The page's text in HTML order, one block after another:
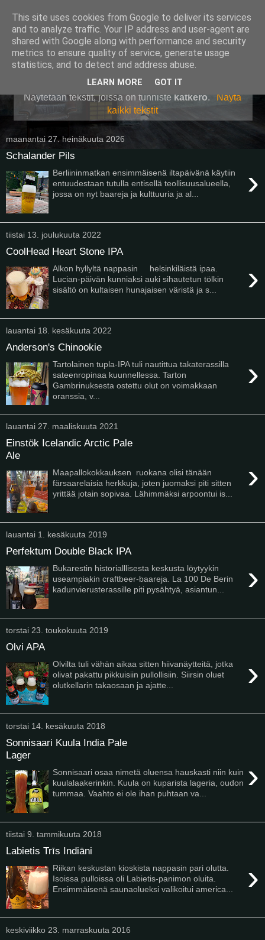
Pullollinen
Näytetään tekstit, joissa on tunniste katkero.
Näytä
kaikki tekstit
maanantai 27. heinäkuuta 2026
Schalander Pils
›
Berliininmatkan ensimmäisenä iltapäivänä käytiin
entuudestaan tutulla entisellä teollisuusalueella,
jossa on nyt baareja ja kulttuuria ja al...
tiistai 13. joulukuuta 2022
CoolHead Heart Stone IPA
›
Alkon hyllyltä nappasin helsinkiläistä ipaa.
Lucian-päivän kunniaksi auki sihautetun tölkin
sisältö on kultaisen hunajaisen väristä ja s...
lauantai 18. kesäkuuta 2022
Anderson's Chinookie
›
Tartolainen tupla-IPA tuli nautittua takaterassilla
sateenropinaa kuunnellessa. Tarton
Gambrinuksesta ostettu olut on voimakkaan
oranssia, v...
lauantai 27. maaliskuuta 2021
Einstök Icelandic Arctic Pale
Ale
›
Maapallokokkauksen ruokana olisi tänään
färsaarelaisia herkkuja, joten juomaksi piti sitten
yrittää jotain sopivaa. Lähimmäksi arpoontui is...
lauantai 1. kesäkuuta 2019
Perfektum Double Black IPA
›
Bukarestin historialllisesta keskusta löytyykin
useampiakin craftbeer-baareja. La 100 De Berin
kadunvierusterassille piti pysähtyä, asiantun...
torstai 23. toukokuuta 2019
Olvi APA
›
Olvilta tuli vähän aikaa sitten hiivanäytteitä, jotka
olivat pakattu pikkuisiin pullollisiin. Siirsin oluet
olutkellarin takaosaan ja ajatte...
torstai 14. kesäkuuta 2018
Sonnisaari Kuula India Pale
Lager
›
Sonnisaari osaa nimetä oluensa hauskasti niin kuin
kuulalaakerinkin. Kuula on kuparista lageria, oudon
tummaa. Vaahto ei ole ihan puhtaan va...
tiistai 9. tammikuuta 2018
Labietis Trīs Indiāni
›
Riikan keskustan kioskista nappasin pari olutta.
Isoissa pulloissa oli Labietis-panimon oluita.
Ensimmäisenä saunaolueksi valikoitui america...
keskiviikko 23. marraskuuta 2016
This site uses cookies from Google to deliver its services
and to analyze traffic. Your IP address and user-agent are
shared with Google along with performance and security
metrics to ensure quality of service, generate usage
statistics, and to detect and address abuse.
LEARN MORE GOT IT